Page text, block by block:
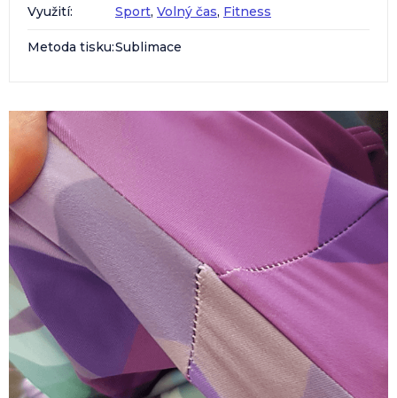
Využití: Sport, Volný čas, Fitness
Metoda tisku:Sublimace